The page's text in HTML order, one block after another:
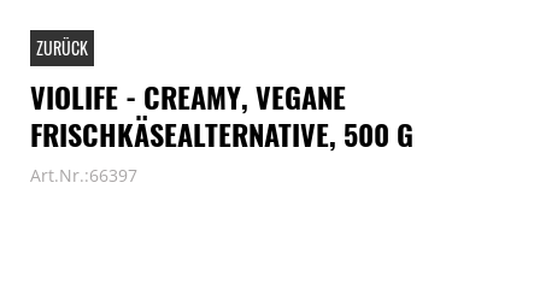
ZURÜCK
VIOLIFE - CREAMY, VEGANE
FRISCHKÄSEALTERNATIVE, 500 G
Art.Nr.:66397